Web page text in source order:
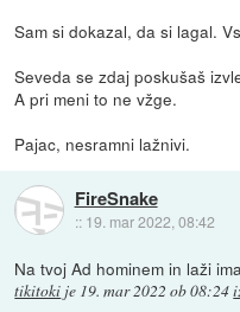
Sam si dokazal, da si lagal.
Seveda se zdaj poskušaš
A pri meni to ne vžge.
Pajac, nesramni lažnivi.
FireSnake
:: 19. mar 2022, 08:42
Na tvoj Ad hominem in laži
tikitoki je 19. mar 2022 ob 08:24